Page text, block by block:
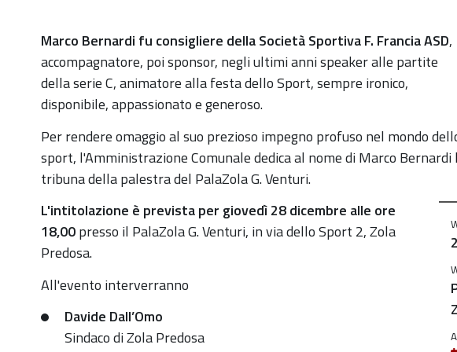
https://old.comune.zolapredosa.bo.it/events/intitolazione-
tribuna-
della-
palestra-
g-
venturi-
a-
marco-
bernardi
Intitolazione
tribuna
palestra
PalaZola
Marco Bernardi fu consigliere della Società Sportiva F. Francia ASD,
accompagnatore, poi sponsor, negli ultimi anni speaker alle partite
della serie C, animatore alla festa dello Sport, sempre ironico,
disponibile, appassionato e generoso.
Per rendere omaggio al suo prezioso impegno profuso nel mondo
sport, l'Amministrazione Comunale dedica al nome di Marco Bernardi
tribuna della palestra del PalaZola G. Venturi.
L'intitolazione è prevista per giovedì 28 dicembre alle ore
18,00presso il PalaZola G. Venturi, in via dello Sport 2, Zola
Predosa.
All'evento interverranno
Davide Dall’Omo
Sindaco di Zola Predosa